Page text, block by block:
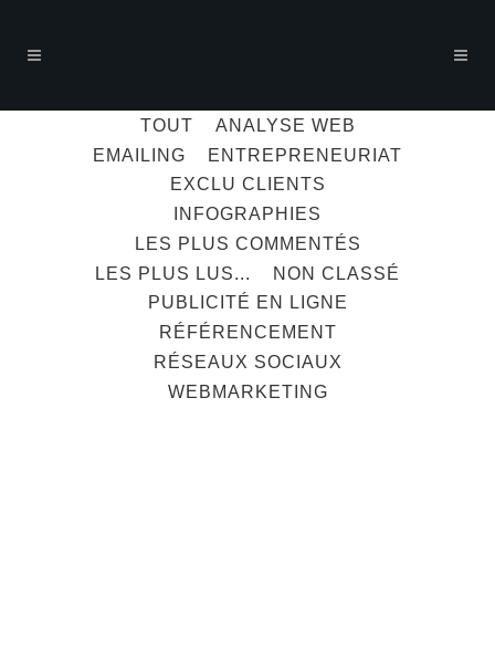
TOUT
ANALYSE WEB
EMAILING
ENTREPRENEURIAT
EXCLU CLIENTS
INFOGRAPHIES
LES PLUS COMMENTÉS
LES PLUS LUS...
NON CLASSÉ
PUBLICITÉ EN LIGNE
RÉFÉRENCEMENT
RÉSEAUX SOCIAUX
WEBMARKETING